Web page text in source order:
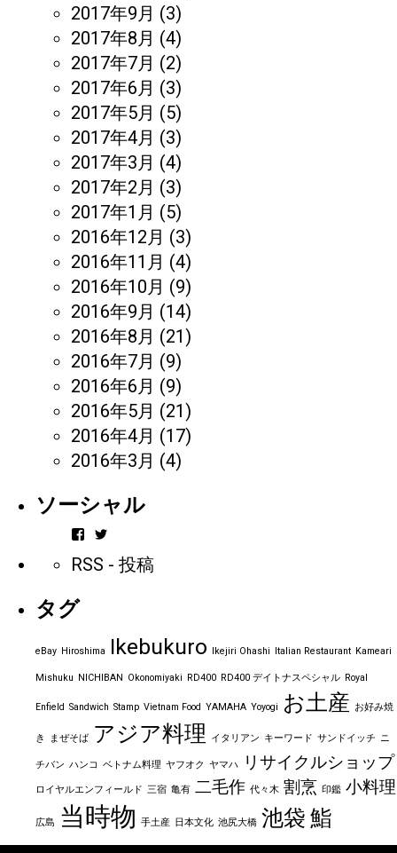
2017年9月 (3)
2017年8月 (4)
2017年7月 (2)
2017年6月 (3)
2017年5月 (5)
2017年4月 (3)
2017年3月 (4)
2017年2月 (3)
2017年1月 (5)
2016年12月 (3)
2016年11月 (4)
2016年10月 (9)
2016年9月 (14)
2016年8月 (21)
2016年7月 (9)
2016年6月 (9)
2016年5月 (21)
2016年4月 (17)
2016年3月 (4)
ソーシャル
vintageorder
ん
ー
を
で
示
ん
の
ー
を
で
示
RSS - 投稿
タグ
eBay Hiroshima Ikebukuro Ikejiri Ohashi Italian Restaurant Kameari
Mishuku NICHIBAN Okonomiyaki RD400 RD400 デイトナスペシャル Royal
Enfield Sandwich Stamp Vietnam Food YAMAHA Yoyogi お土産 お好み焼
き まぜそば アジア料理 イタリアン キーワード サンドイッチ ニ
チバン ハンコ ベトナム料理 ヤフオク ヤマハ リサイクルショップ
ロイヤルエンフィールド 三宿 亀有 二毛作 代々木 割烹 印鑑 小料理
広島 当時物 手土産 日本文化 池尻大橋 池袋 鮨